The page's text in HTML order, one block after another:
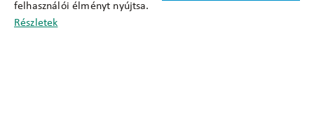
felhasználói élményt nyújtsa.
Részletek